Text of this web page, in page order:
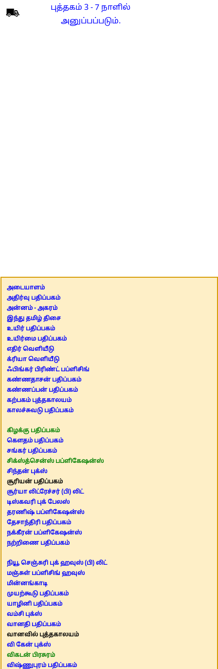
புத்தகம் 3 - 7 நாளில்
அனுப்பப்படும்.
அடையாளம்
அதிர்வு பதிப்பகம்
அன்னம் - அகரம்
இந்து தமிழ் திசை
உயிர் பதிப்பகம்
உயிர்மை பதிப்பகம்
எதிர் வெளியீடு
க்ரியா வெளியீடு
ஃபிங்கர் பிரிண்ட் பப்ளிசிங்
கண்ணதாசன் பதிப்பகம்
கண்ணப்பன் பதிப்பகம்
கற்பகம் புத்தகாலயம்
காலச்சுவடு பதிப்பகம்
கிழக்கு பதிப்பகம்
கௌதம் பதிப்பகம்
சங்கர் பதிப்பகம்
சிக்ஸ்த்சென்ஸ் பப்ளிகேஷன்ஸ்
சிந்தன் புக்ஸ்
சூரியன் பதிப்பகம்
சூர்யா லிட்ரேச்சர் (பி) லிட்
டிஸ்கவரி புக் பேலஸ்
தரணிஷ் பப்ளிகேஷன்ஸ்
தேசாந்திரி பதிப்பகம்
நக்கீரன் பப்ளிகேஷன்ஸ்
நற்றிணை பதிப்பகம்
நியூ செஞ்சுரி புக் ஹவுஸ் (பி) லிட்
மஞ்சுள் பப்ளிசிங் ஹவுஸ்
மின்னங்காடி
முயற்கூடு பதிப்பகம்
யாழினி பதிப்பகம்
வம்சி புக்ஸ்
வானதி பதிப்பகம்
வானவில் புத்தகாலயம்
வி கேன் புக்ஸ்
விகடன் பிரசுரம்
விஷ்ணுபுரம் பதிப்பகம்